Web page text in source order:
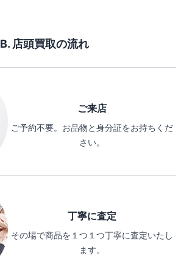
B. 店頭買取の流れ
ご来店
ご予約不要。お品物と身分証をお持ちくだ
さい。
丁寧に査定
その場で商品を１つ１つ丁寧に査定いたし
ます。